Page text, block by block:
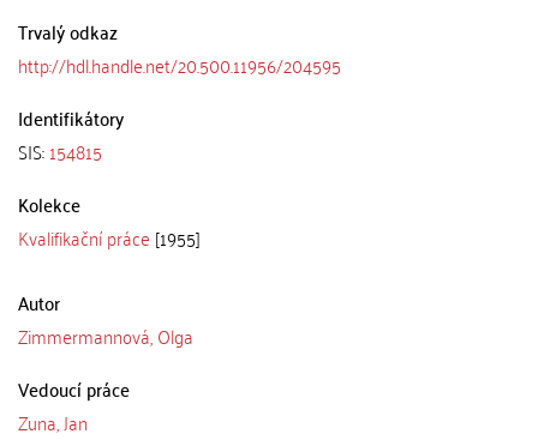
Trvalý odkaz
http://hdl.handle.net/20.500.11956/204595
Identifikátory
SIS:154815
Kolekce
Kvalifikační práce [1955]
Autor
Zimmermannová, Olga
Vedoucí práce
Zuna, Jan